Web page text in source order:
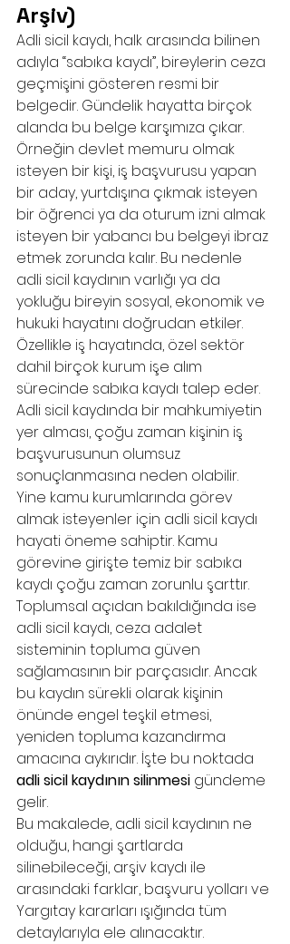
Arşiv)
Adli sicil kaydı, halk arasında bilinen
adıyla “sabıka kaydı”, bireylerin ceza
geçmişini gösteren resmi bir
belgedir. Gündelik hayatta birçok
alanda bu belge karşımıza çıkar.
Örneğin devlet memuru olmak
isteyen bir kişi, iş başvurusu yapan
bir aday, yurtdışına çıkmak isteyen
bir öğrenci ya da oturum izni almak
isteyen bir yabancı bu belgeyi ibraz
etmek zorunda kalır. Bu nedenle
adli sicil kaydının varlığı ya da
yokluğu bireyin sosyal, ekonomik ve
hukuki hayatını doğrudan etkiler.
Özellikle iş hayatında, özel sektör
dahil birçok kurum işe alım
sürecinde sabıka kaydı talep eder.
Adli sicil kaydında bir mahkumiyetin
yer alması, çoğu zaman kişinin iş
başvurusunun olumsuz
sonuçlanmasına neden olabilir.
Yine kamu kurumlarında görev
almak isteyenler için adli sicil kaydı
hayati öneme sahiptir. Kamu
görevine girişte temiz bir sabıka
kaydı çoğu zaman zorunlu şarttır.
Toplumsal açıdan bakıldığında ise
adli sicil kaydı, ceza adalet
sisteminin topluma güven
sağlamasının bir parçasıdır. Ancak
bu kaydın sürekli olarak kişinin
önünde engel teşkil etmesi,
yeniden topluma kazandırma
amacına aykırıdır. İşte bu noktada
adli sicil kaydının silinmesi gündeme
gelir.
Bu makalede, adli sicil kaydının ne
olduğu, hangi şartlarda
silinebileceği, arşiv kaydı ile
arasındaki farklar, başvuru yolları ve
Yargıtay kararları ışığında tüm
detaylarıyla ele alınacaktır.